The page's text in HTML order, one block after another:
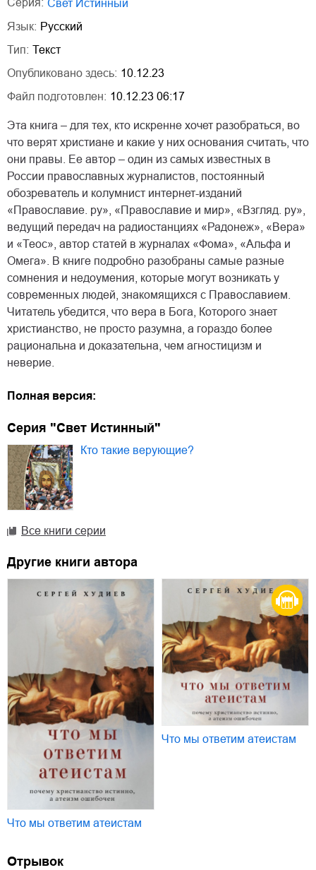
Серия:
Свет Истинный
Язык: Русский
Тип: Текст
Опубликовано здесь: 10.12.23
Файл подготовлен: 10.12.23 06:17
Эта книга – для тех, кто искренне хочет разобраться, во
что верят христиане и какие у них основания считать, что
они правы. Ее автор – один из самых известных в
России православных журналистов, постоянный
обозреватель и колумнист интернет-изданий
«Православие. ру», «Православие и мир», «Взгляд. ру»,
ведущий передач на радиостанциях «Радонеж», «Вера»
и «Теос», автор статей в журналах «Фома», «Альфа и
Омега». В книге подробно разобраны самые разные
сомнения и недоумения, которые могут возникать у
современных людей, знакомящихся с Православием.
Читатель убедится, что вера в Бога, Которого знает
христианство, не просто разумна, а гораздо более
рациональна и доказательна, чем агностицизм и
неверие.
Полная версия:
Серия "Свет Истинный"
Кто такие верующие?
Все книги серии
Другие книги автора
Что мы ответим атеистам
Что мы ответим атеистам
Отрывок